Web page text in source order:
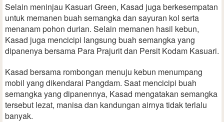
Selain meninjau Kasuari Green, Kasad juga berkesempatan
untuk memanen buah semangka dan sayuran kol serta
menanam pohon durian. Selain memanen hasil kebun,
Kasad juga mencicipi langsung buah semangka yang
dipanenya bersama Para Prajurit dan Persit Kodam Kasuari.
Kasad bersama rombongan menuju kebun menumpang
mobil yang dikendarai Pangdam. Saat mencicipi buah
semangka yang dipanennya, Kasad mengatakan semangka
tersebut lezat, manisa dan kandungan airnya tidak terlalu
banyak.